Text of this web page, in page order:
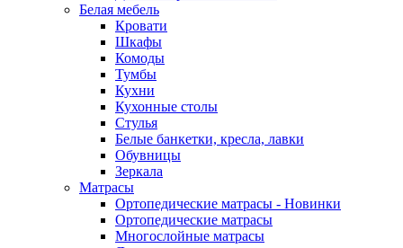
Белая мебель
Кровати
Шкафы
Комоды
Тумбы
Кухни
Кухонные столы
Стулья
Белые банкетки, кресла, лавки
Обувницы
Зеркала
Матрасы
Ортопедические матрасы - Новинки
Ортопедические матрасы
Многослойные матрасы